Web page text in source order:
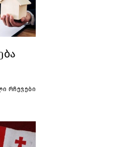
რჩევები